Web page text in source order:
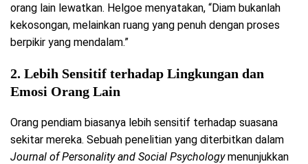
orang lain lewatkan. Helgoe menyatakan, “Diam bukanlah
kekosongan, melainkan ruang yang penuh dengan proses
berpikir yang mendalam.”
2. Lebih Sensitif terhadap Lingkungan dan
Emosi Orang Lain
Orang pendiam biasanya lebih sensitif terhadap suasana
sekitar mereka. Sebuah penelitian yang diterbitkan dalam
Journal of Personality and Social Psychologymenunjukkan